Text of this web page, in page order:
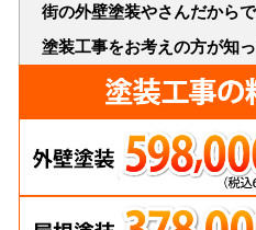
街の外壁塗装やさんだから
塗装工事をお考えの方が知